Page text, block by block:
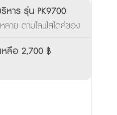
หาร รุ่น PK9700
ลาย ตามไลฟ์สไตล์ของ
7 วัน
หลือ 2,700 ฿